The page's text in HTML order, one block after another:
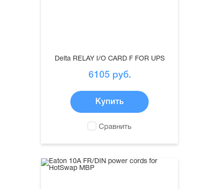
Delta RELAY I/O CARD F FOR UPS
6105 руб.
Купить
Сравнить